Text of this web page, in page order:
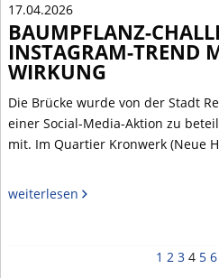
17.04.2026
BAUMPFLANZ-
INSTAGRAM-TREND
WIRKUNG
Die Brücke wurde von der Stadt
einer Social-Media-Aktion zu
mit. Im Quartier Kronwerk (Neue
weiterlesen
1 2 3 4 5 6